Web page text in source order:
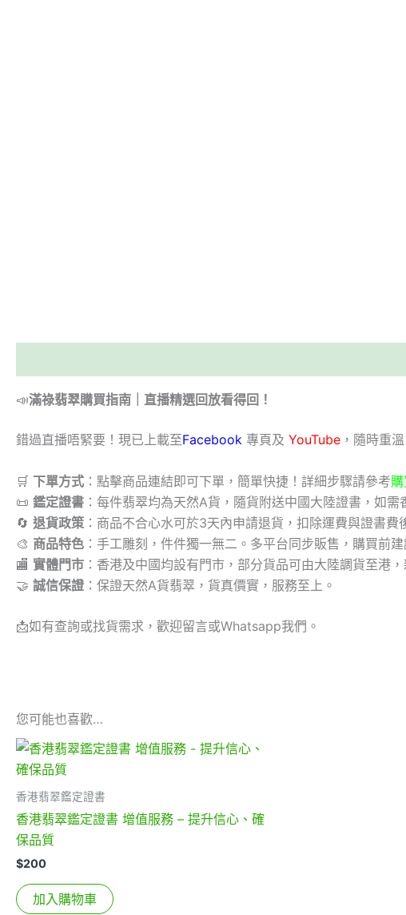
📣滿祿翡翠購買指南｜直播精選回放看得回！
錯過直播唔緊要！現已上載至Facebook 專頁及 YouTube ，隨時重
🛒 下單方式 ：點擊商品連結即可下單，簡單快捷！詳細步驟請參考
📜 鑑定證書 ：每件翡翠均為天然A貨，隨貨附送中國大陸證書，如需
🔄 退貨政策 ：商品不合心水可於3天內申請退貨，扣除運費與證書費
🎨 商品特色 ：手工雕刻，件件獨一無二。多平台同步販售，購買前
🏬 實體門市 ：香港及中國均設有門市，部分貨品可由大陸調貨至港
🤝 誠信保證 ：保證天然A貨翡翠，貨真價實，服務至上。
📩如有查詢或找貨需求，歡迎留言或Whatsapp我們。
您可能也喜歡…
香港翡翠鑑定證書
香港翡翠鑑定證書 增值服務 – 提升信心、確
保品質
$200
加入購物車